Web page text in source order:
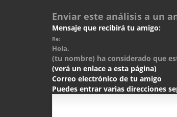
Enviar este análisis a un
Mensaje que recibirá tu amigo:
Re:
Hola.
(tu nombre) ha considerado que
(verá un enlace a esta página)
Correo electrónico de tu amigo
Puedes entrar varias direcciones